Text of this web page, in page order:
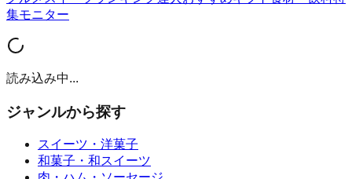
集モニター
読み込み中...
ジャンルから探す
スイーツ・洋菓子
和菓子・和スイーツ